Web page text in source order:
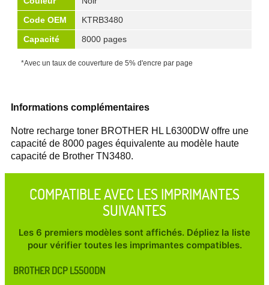
Code OEM
KTRB3480
Capacité
8000 pages
*Avec un taux de couverture de 5% d'encre par page
Informations complémentaires
Notre recharge toner BROTHER HL L6300DW offre une
capacité de 8000 pages équivalente au modèle haute
capacité de Brother TN3480.
COMPATIBLE AVEC LES IMPRIMANTES
SUIVANTES
Les 6 premiers modèles sont affichés. Dépliez la liste
pour vérifier toutes les imprimantes compatibles.
BROTHER DCP L5500DN